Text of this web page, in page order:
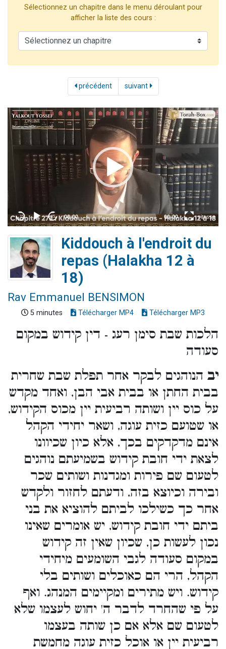
Il reste 49 places pour étudier en groupe sur Zoom
3 personnes viennent de nous rejoindre sur WhatsApp
Sélectionnez un chapitre dans le menu déroulant pour
afficher la liste des cours :
précédent suivant
Kiddouch à l'endroit du
repas (Halakha 12 à
18)
Rav Emmanuel BENSIMON
5 minutes Télécharger MP4 Télécharger MP3
הלכות שבת סימן רעג - דין קידוש במקום
סעודה
יב הנוהגים לבקר אחר תפלת שבת שחרית
בבית החתן או בבית אבי הבן, ואחד מקדש
על כוס יין ושותה רביעית יין מכוס הקידוש,
או שטועם כזית עוגה, ושאר יחידי הקהל
אינם מדקדקים בכך, אלא כיון שכיוונו
לצאת ידי חובת קידוש בשמיעתם נוהגים
לטעום שם פירות ומגדנות ושותים שכר
ובירה וכיוצא בזה, ודעתם לחזור ולקדש
אחר כך כשילכו לביתם להוציא את בני
ביתם ידי חובת קידוש, יש אומרים שאינו
נכון לעשות כן, שכיון שאין זה קידוש
במקום סעודה לגבי השומעים מיחידי
הקהל, הרי הם כאוכלים ושותים בלי
קידוש. ויש מתירים ומקיימים המנהג. ואף
על פי שהחרד לדבר ה' יחוש לעצמו שלא
לטעום שם אלא אם כן שותה בעצמו
רביעית יין או אוכל כזית עוגה מחמשת